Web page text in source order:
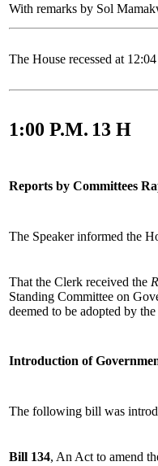
With remarks by Sol
The House recessed at
1:00 P.M. 13 H
Reports by Committees
The Speaker informed the
That the Clerk received the
Standing Committee on
deemed to be adopted by
Introduction of
The following bill was
Bill 134, An Act to amend